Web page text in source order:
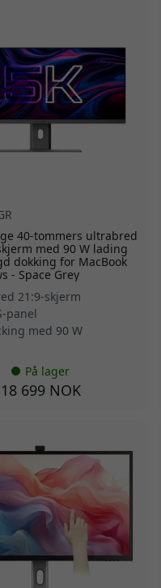
40-tommers ultrabred
med 90 W lading
dokking for MacBook
- Space Grey
21:9-skjerm
panel
med 90 W
På lager
18 699 NOK